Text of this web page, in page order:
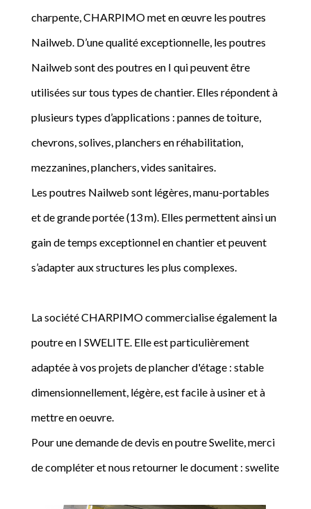
charpente, CHARPIMO met en œuvre les poutres
Nailweb. D’une qualité exceptionnelle, les poutres
Nailweb sont des poutres en I qui peuvent être
utilisées sur tous types de chantier. Elles répondent à
plusieurs types d’applications : pannes de toiture,
chevrons, solives, planchers en réhabilitation,
mezzanines, planchers, vides sanitaires.
Les poutres Nailweb sont légères, manu-portables
et de grande portée (13 m). Elles permettent ainsi un
gain de temps exceptionnel en chantier et peuvent
s’adapter aux structures les plus complexes.
La société CHARPIMO commercialise également la
poutre en I SWELITE. Elle est particulièrement
adaptée à vos projets de plancher d'étage : stable
dimensionnellement, légère, est facile à usiner et à
mettre en oeuvre.
Pour une demande de devis en poutre Swelite, merci
de compléter et nous retourner le document : swelite